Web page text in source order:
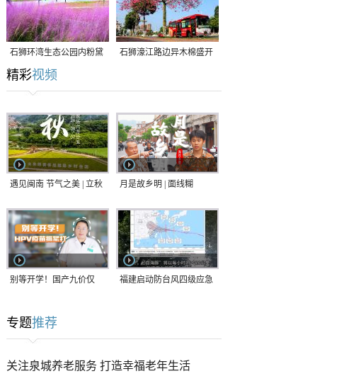
石狮环湾生态公园内粉黛
乱子草盛放
石狮濠江路边异木棉盛开
精彩视频
遇见闽南 节气之美 | 立秋 月是故乡明 | 面线糊
别等开学！国产九价仅
紧打
福建启动防台风四级应急
专题推荐
关注泉城养老服务 打造幸福老年生活